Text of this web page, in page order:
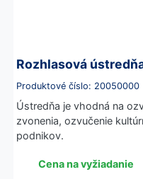
Rozhlasová
Produktové číslo: 20050000
Ústredňa je vhodná na
zvonenia, ozvučenie
podnikov.
Cena na vyžiadanie